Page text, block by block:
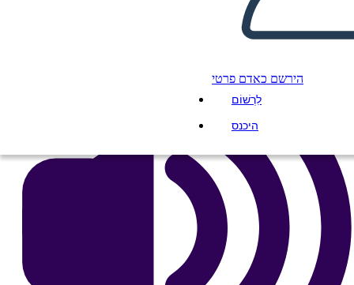
הירשם כאדם פרטי
לִרְשׁוֹם
היכנס